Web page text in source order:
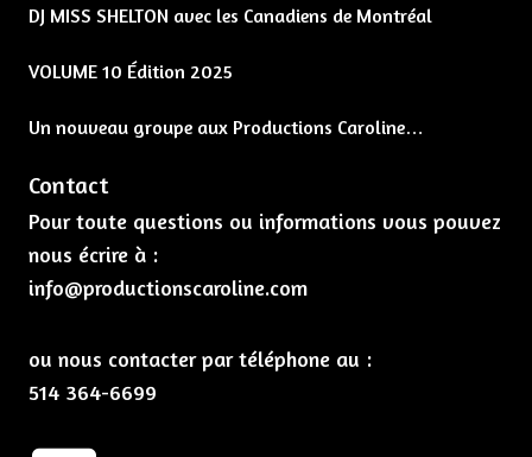
DJ MISS SHELTON avec les Canadiens de Montréal
VOLUME 10 Édition 2025
Un nouveau groupe aux Productions Caroline…
Contact
Pour toute questions ou informations vous pouvez
nous écrire à :
info@productionscaroline.com
ou nous contacter par téléphone au :
514 364-6699